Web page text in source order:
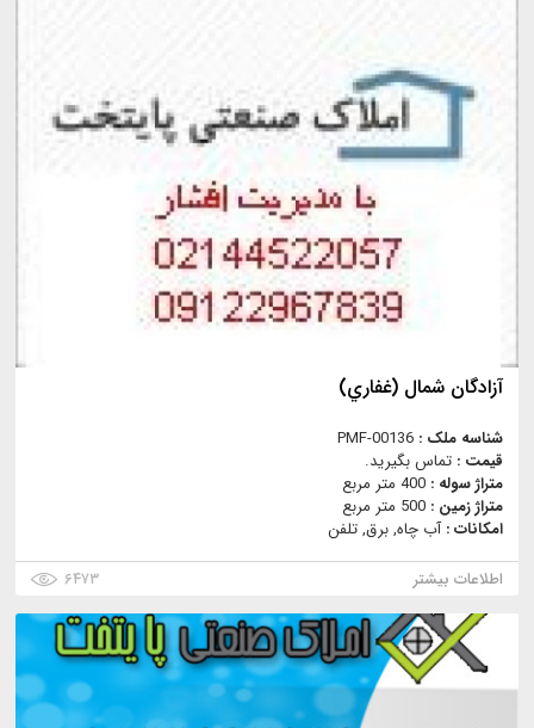
آزادگان شمال (غفاري)
شناسه ملک : PMF-00136
قیمت : تماس بگیرید.
متراژ سوله : 400 متر مربع
متراژ زمین : 500 متر مربع
امکانات :آب چاه, برق, تلفن
اطلاعات بیشتر
۶۴۷۳